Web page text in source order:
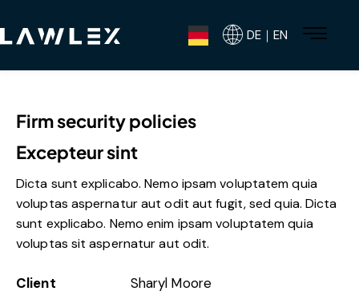
DE｜EN
Firm security policies
Excepteur sint
Dicta sunt explicabo. Nemo ipsam voluptatem quia
voluptas aspernatur aut odit aut fugit, sed quia. Dicta
sunt explicabo. Nemo enim ipsam voluptatem quia
voluptas sit aspernatur aut odit.
Client
Sharyl Moore